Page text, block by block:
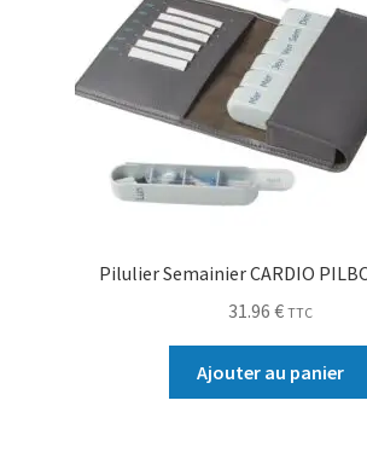
Pilulier Semainier CARDIO
31.96 € TTC
Ajouter au panier